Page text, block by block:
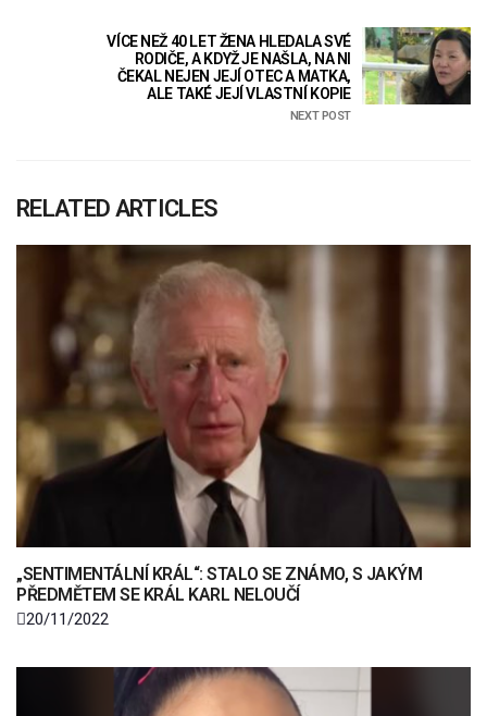
VÍCE NEŽ 40 LET ŽENA HLEDALA SVÉ
RODIČE, A KDYŽ JE NAŠLA, NA NI
ČEKAL NEJEN JEJÍ OTEC A MATKA,
ALE TAKÉ JEJÍ VLASTNÍ KOPIE
NEXT POST
RELATED ARTICLES
„SENTIMENTÁLNÍ KRÁL“: STALO SE ZNÁMO, S JAKÝM
PŘEDMĚTEM SE KRÁL KARL NELOUČÍ
20/11/2022